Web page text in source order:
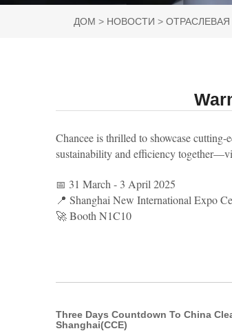
ДОМ НОВОСТИ
‌Chancee‌ is thrilled to showcase
sustainability and efficiency
📅 ‌31 March - 3 April 2025
📍 ‌Shanghai New International Expo
🚀 ‌Booth N1C10‌
Three Days Countdown To China
Shanghai(CCE)